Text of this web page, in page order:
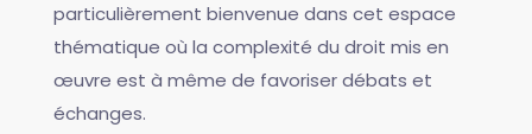
particulièrement bienvenue dans cet espace
thématique où la complexité du droit mis en
œuvre est à même de favoriser débats et
échanges.